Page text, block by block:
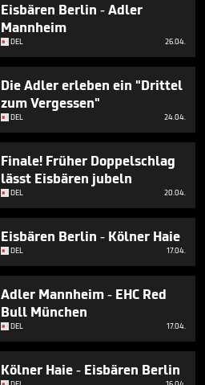
Eisbären Berlin - Adler
Mannheim
DEL 26.04.
Die Adler erleben ein "Drittel
zum Vergessen"
DEL 24.04.
Finale! Früher Doppelschlag
lässt Eisbären jubeln
DEL 20.04.
Eisbären Berlin - Kölner Haie
DEL 17.04.
Adler Mannheim - EHC Red
Bull München
DEL 17.04.
Kölner Haie - Eisbären Berlin